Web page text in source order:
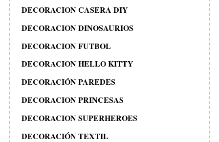
DECORACION CASERA DIY
DECORACION DINOSAURIOS
DECORACION FUTBOL
DECORACION HELLO KITTY
DECORACIÓN PAREDES
DECORACION PRINCESAS
DECORACION SUPERHEROES
DECORACIÓN TEXTIL